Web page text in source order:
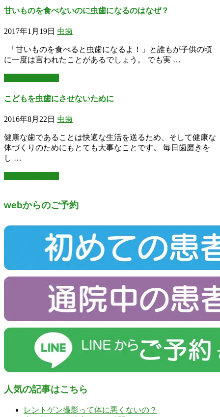
甘いものを食べないのに虫歯になるのはなぜ？
2017年1月19日 虫歯
「甘いものを食べると虫歯になるよ！」と誰もが子供の頃
に一度は言われたことがあるでしょう。 でも実 …
こどもを虫歯にさせないために
2016年8月22日 虫歯
健康な歯であることは快適な生活を送るため、そして健康な
体づくりのためにもとても大事なことです。 毎日歯磨きを
し …
webからのご予約
人気の記事はこちら
レントゲン撮影って体に悪くないの？